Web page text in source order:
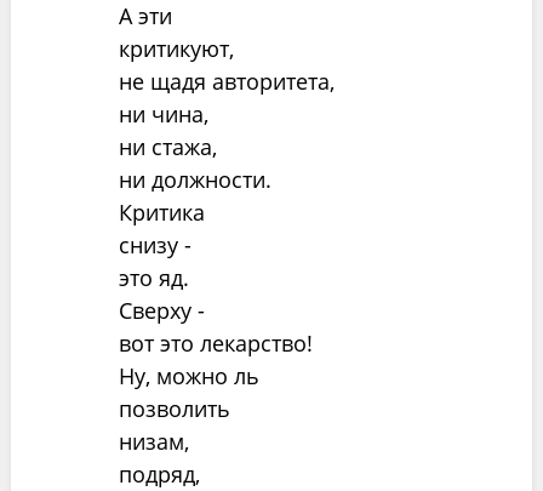
А эти
критикуют,
не щадя авторитета,
ни чина,
ни стажа,
ни должности.
Критика
снизу -
это яд.
Сверху -
вот это лекарство!
Ну, можно ль
позволить
низам,
подряд,